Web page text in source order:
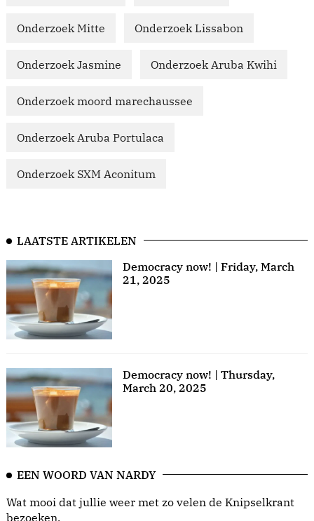
Onderzoek Mitte Onderzoek Lissabon
Onderzoek Jasmine Onderzoek Aruba Kwihi
Onderzoek moord marechaussee
Onderzoek Aruba Portulaca
Onderzoek SXM Aconitum
LAATSTE ARTIKELEN
Democracy now! | Friday, March
21, 2025
Democracy now! | Thursday,
March 20, 2025
EEN WOORD VAN NARDY
Wat mooi dat jullie weer met zo velen de Knipselkrant
bezoeken.